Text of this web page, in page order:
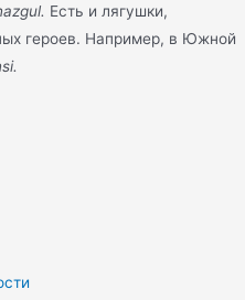
Есть и лягушки,
героев. Например, в Южной